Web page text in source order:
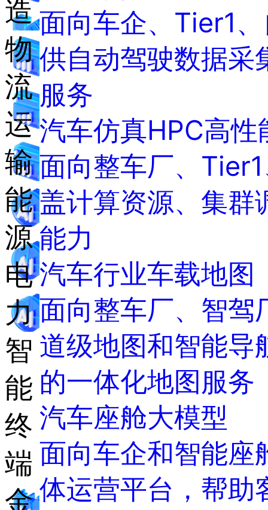
造
物
流
运
输
能
源
电
力
智
能
终
端
金
面向车企、Tier1
供自动驾驶数据采
服务
汽车仿真HPC高性
面向整车厂、
盖计算资源、集群
能力
汽车行业车载地图
面向整车厂、智驾
道级地图和智能导
的一体化地图服务
汽车座舱大模型
面向车企和智能座
体运营平台，帮助